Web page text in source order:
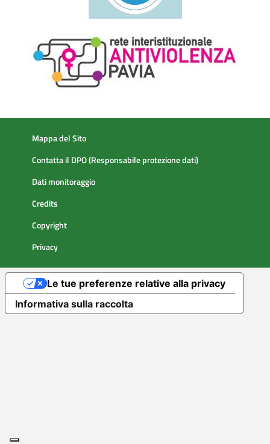
Mappa del Sito
Contatta il DPO (Responsabile protezione dati)
Dati monitoraggio
Credits
Copyright
Privacy
Informativa sulla raccolta
Le tue preferenze relative alla privacy